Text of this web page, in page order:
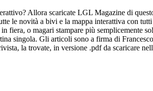
Allora scaricate LGL Magazine di
le novità a bivi e la mappa interattiva con
fiera, o magari stampare più semplicemente
singola. Gli articoli sono a firma di
la trovate, in versione .pdf da scaricare